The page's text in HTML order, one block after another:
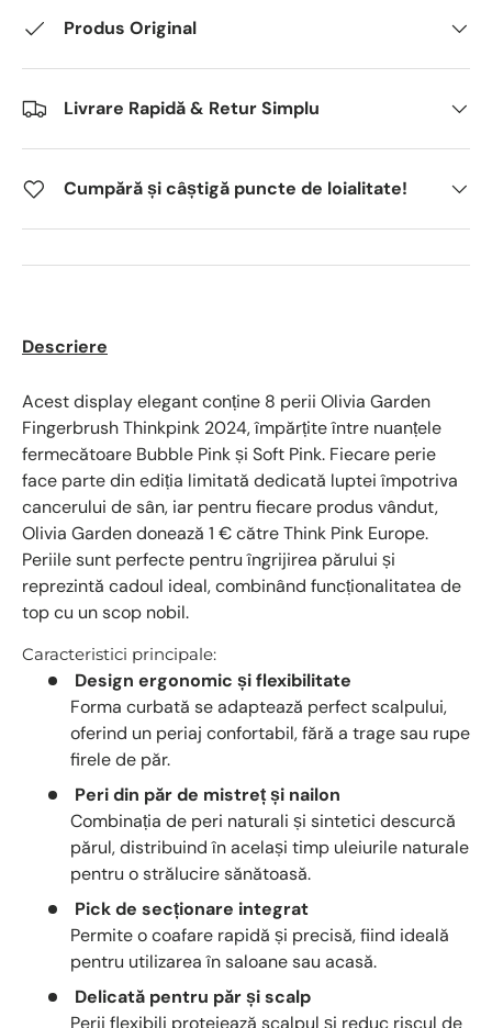
Produs Original
Livrare Rapidă & Retur Simplu
Cumpără și câștigă puncte de loialitate!
Descriere
Acest display elegant conține 8 perii Olivia Garden
Fingerbrush Thinkpink 2024, împărțite între nuanțele
fermecătoare Bubble Pink și Soft Pink. Fiecare perie
face parte din ediția limitată dedicată luptei împotriva
cancerului de sân, iar pentru fiecare produs vândut,
Olivia Garden donează 1 € către Think Pink Europe.
Periile sunt perfecte pentru îngrijirea părului și
reprezintă cadoul ideal, combinând funcționalitatea de
top cu un scop nobil.
Caracteristici principale:
Design ergonomic și flexibilitate
Forma curbată se adaptează perfect scalpului,
oferind un periaj confortabil, fără a trage sau rupe
firele de păr.
Peri din păr de mistreț și nailon
Combinația de peri naturali și sintetici descurcă
părul, distribuind în același timp uleiurile naturale
pentru o strălucire sănătoasă.
Pick de secționare integrat
Permite o coafare rapidă și precisă, fiind ideală
pentru utilizarea în saloane sau acasă.
Delicată pentru păr și scalp
Perii flexibili protejează scalpul și reduc riscul de